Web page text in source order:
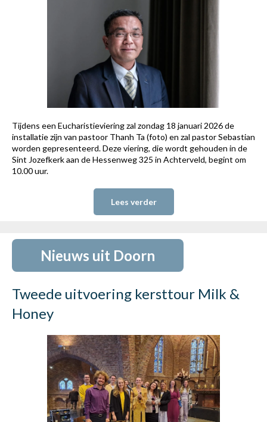
Tijdens een Eucharistieviering zal zondag 18 januari 2026 de
installatie zijn van pastoor Thanh Ta (foto) en zal pastor Sebastian
worden gepresenteerd. Deze viering, die wordt gehouden in de
Sint Jozefkerk aan de Hessenweg 325 in Achterveld, begint om
10.00 uur.
Lees verder
Nieuws uit Doorn
Tweede uitvoering kersttour Milk &
Honey